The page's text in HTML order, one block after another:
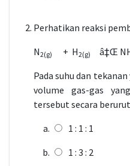
Perhatikan reaksi
N2(g) + H2(g) â‡Œ
Pada suhu dan
volume gas-gas
tersebut secara
1 : 1 : 1
1 : 3 : 2